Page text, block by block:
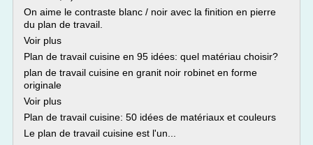
On aime le contraste blanc / noir avec la finition en pierre
du plan de travail.
Voir plus
Plan de travail cuisine en 95 idées: quel matériau choisir?
plan de travail cuisine en granit noir robinet en forme
originale
Voir plus
Plan de travail cuisine: 50 idées de matériaux et couleurs
Le plan de travail cuisine est l'un...